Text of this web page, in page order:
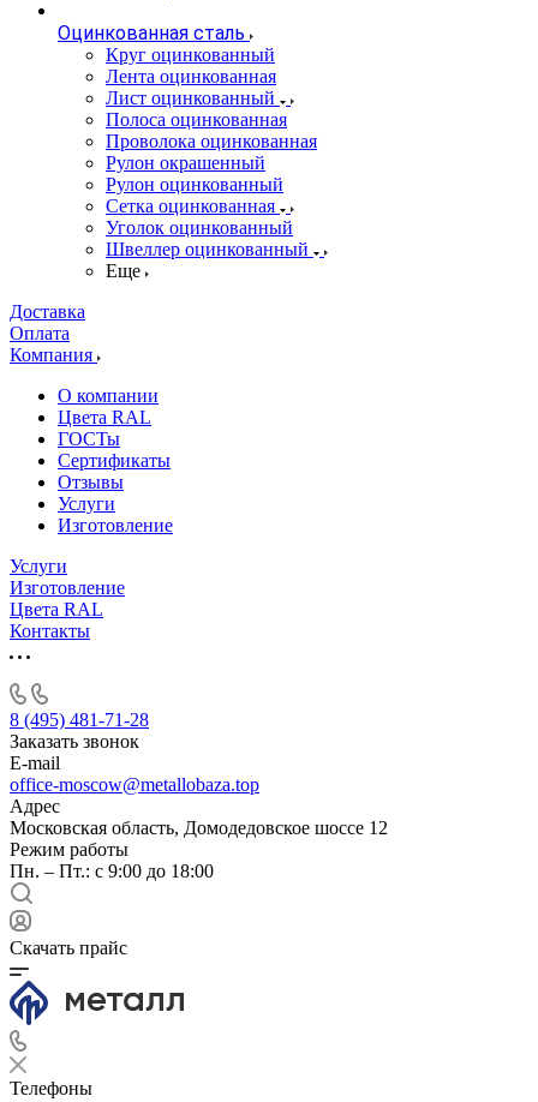
Оцинкованная сталь
Круг оцинкованный
Лента оцинкованная
Лист оцинкованный
Полоса оцинкованная
Проволока оцинкованная
Рулон окрашенный
Рулон оцинкованный
Сетка оцинкованная
Уголок оцинкованный
Швеллер оцинкованный
Еще
Доставка
Оплата
Компания
О компании
Цвета RAL
ГОСТы
Сертификаты
Отзывы
Услуги
Изготовление
Услуги
Изготовление
Цвета RAL
Контакты
8 (495) 481-71-28
Заказать звонок
E-mail
office-moscow@metallobaza.top
Адрес
Московская область, Домодедовское шоссе 12
Режим работы
Пн. – Пт.: с 9:00 до 18:00
Скачать прайс
Телефоны